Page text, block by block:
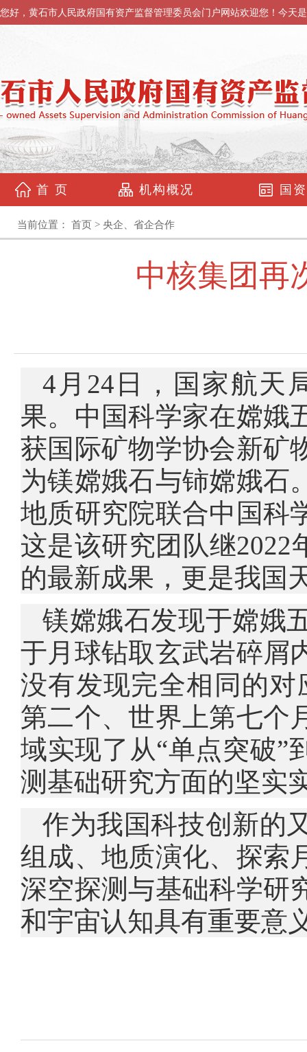
您好，黄石市人民政府国有资产监督管理委员会门户网站欢迎您！今天是
首 页 机构概况 国
当前位置： 首页 > 央企、省企合作
中核集团再
4月24日，国家航天
果。中国科学家在嫦娥
获国际矿物学协会新矿
为镁嫦娥石与铈嫦娥石
地质研究院联合中国科
这是该研究团队继2022
的最新成果，更是我国
镁嫦娥石发现于嫦娥
于月球钻取玄武岩碎屑
没有发现完全相同的
第二个、世界上第七个
域实现了从“单点突破”
测基础研究方面的坚实
作为我国科技创新的
组成、地质演化、探索
深空探测与基础科学研
和宇宙认知具有重要意